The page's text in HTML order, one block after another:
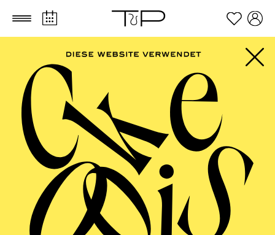
Zum Hauptinhalt springen Zum Footer springen
AALTO MUSIKTHEATER